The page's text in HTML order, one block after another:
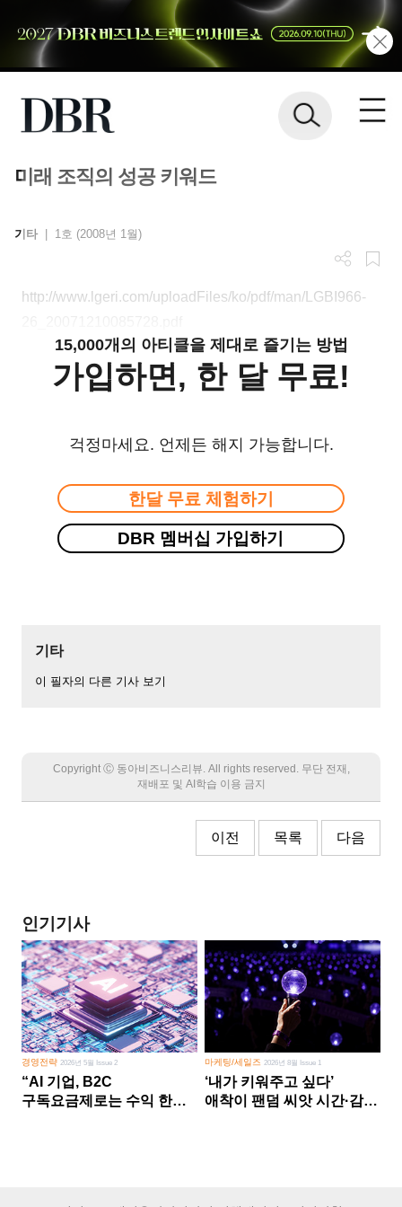
미래 조직의 성공 키워드
기타 1호 (2008년 1월)
http://www.lgeri.com/uploadFiles/ko/pdf/man/LGBI966-
15,000개의 아티클을 제대로 즐기는 방법
가입하면, 한 달 무료!
걱정마세요. 언제든 해지 가능합니다.
한달 무료 체험하기
DBR 멤버십 가입하기
기타
이 필자의 다른 기사 보기
Copyright Ⓒ 동아비즈니스리뷰. All rights reserved. 무단 전재,
재배포 및 AI학습 이용 금지
이전 목록 다음
인기기사
경영전략 2026년 5월 Issue 2
“AI 기업, B2C
구독요금제로는 수익 한계
마케팅/세일즈 2026년 8월 Issue 1
‘내가 키워주고 싶다’
애착이 팬덤 씨앗 시간·감정